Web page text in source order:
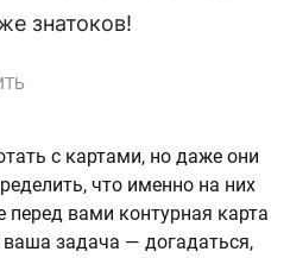
знатоков!
с картами, но даже они
что именно на них
перед вами контурная карта
задача — догадаться,